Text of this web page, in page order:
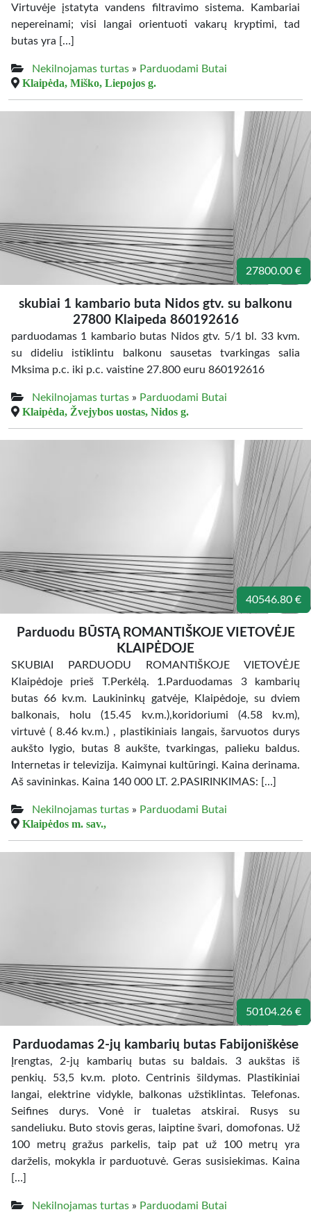
Virtuvėje įstatyta vandens filtravimo sistema. Kambariai
nepereinami; visi langai orientuoti vakarų kryptimi, tad
butas yra […]
Nekilnojamas turtas » Parduodami Butai
Klaipėda, Miško, Liepojos g.
27800.00 €
skubiai 1 kambario buta Nidos gtv. su balkonu
27800 Klaipeda 860192616
parduodamas 1 kambario butas Nidos gtv. 5/1 bl. 33 kvm.
su dideliu istiklintu balkonu sausetas tvarkingas salia
Mksima p.c. iki p.c. vaistine 27.800 euru 860192616
Nekilnojamas turtas » Parduodami Butai
Klaipėda, Žvejybos uostas, Nidos g.
40546.80 €
Parduodu BŪSTĄ ROMANTIŠKOJE VIETOVĖJE
KLAIPĖDOJE
SKUBIAI PARDUODU ROMANTIŠKOJE VIETOVĖJE
Klaipėdoje prieš T.Perkėlą. 1.Parduodamas 3 kambarių
butas 66 kv.m. Laukininkų gatvėje, Klaipėdoje, su dviem
balkonais, holu (15.45 kv.m.),koridoriumi (4.58 kv.m),
virtuvė ( 8.46 kv.m.) , plastikiniais langais, šarvuotos durys
aukšto lygio, butas 8 aukšte, tvarkingas, palieku baldus.
Internetas ir televizija. Kaimynai kultūringi. Kaina derinama.
Aš savininkas. Kaina 140 000 LT. 2.PASIRINKIMAS: […]
Nekilnojamas turtas » Parduodami Butai
Klaipėdos m. sav.,
50104.26 €
Parduodamas 2-jų kambarių butas Fabijoniškėse
Įrengtas, 2-jų kambarių butas su baldais. 3 aukštas iš
penkių. 53,5 kv.m. ploto. Centrinis šildymas. Plastikiniai
langai, elektrine vidykle, balkonas užstiklintas. Telefonas.
Seifines durys. Vonė ir tualetas atskirai. Rusys su
sandeliuku. Buto stovis geras, laiptine švari, domofonas. Už
100 metrų gražus parkelis, taip pat už 100 metrų yra
darželis, mokykla ir parduotuvė. Geras susisiekimas. Kaina
[…]
Nekilnojamas turtas » Parduodami Butai